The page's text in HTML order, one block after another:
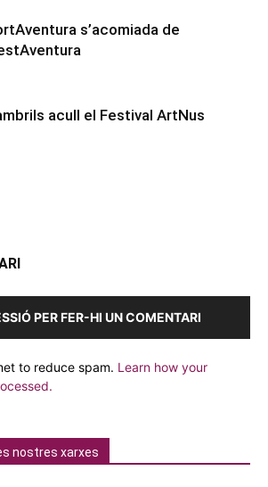
s’acomiada de
acull el Festival ArtNus
PER FER-HI UN COMENTARI
to reduce spam. Learn how your
nostres xarxes